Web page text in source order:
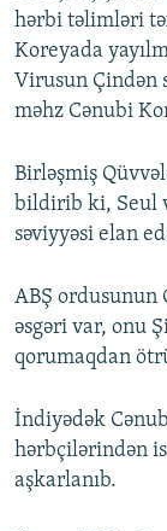
XƏBƏR
hərbi təlimləri
Koreyada
Virusun Çindən
məhz Cənubi
Birləşmiş
bildirib ki, Seul
səviyyəsi elan
ABŞ ordusunun
əsgəri var, onu
qorumaqdan
İndiyədək
hərbçilərindən
aşkarlanıb.